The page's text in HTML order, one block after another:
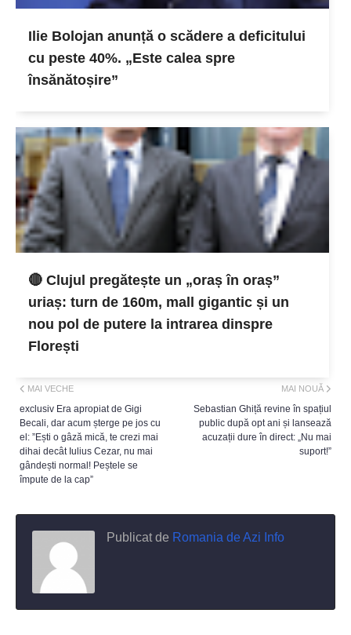
Ilie Bolojan anunță o scădere a deficitului
cu peste 40%. „Este calea spre
însănătoșire”
🔴 Clujul pregătește un „oraș în oraș”
uriaș: turn de 160m, mall gigantic și un
nou pol de putere la intrarea dinspre
Florești
MAI NOUĂ
Sebastian Ghiță revine în spațiul
public după opt ani și lansează
acuzații dure în direct: „Nu mai
suport!”
MAI VECHE
exclusiv Era apropiat de Gigi
Becali, dar acum șterge pe jos cu
el: ”Ești o gâză mică, te crezi mai
dihai decât Iulius Cezar, nu mai
gândești normal! Peștele se
împute de la cap”
Publicat de Romania de Azi Info